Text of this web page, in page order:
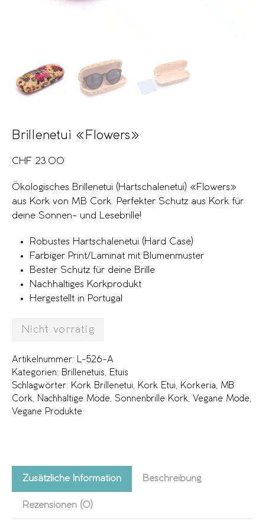
Brillenetui «Flowers»
CHF 23.00
Ökologisches Brillenetui (Hartschalenetui) «Flowers»
aus Kork von MB Cork. Perfekter Schutz aus Kork für
deine Sonnen- und Lesebrille!
Robustes Hartschalenetui (Hard Case)
Farbiger Print/Laminat mit Blumenmuster
Bester Schutz für deine Brille
Nachhaltiges Korkprodukt
Hergestellt in Portugal
Nicht vorrätig
Artikelnummer:
L-526-A
Kategorien: Brillenetuis
Etuis
Schlagwörter: Kork Brillenetui Kork Etui Korkeria
MB
Cork
Nachhaltige Mode Sonnenbrille Kork Vegane Mode
Vegane Produkte
Zusätzliche Information Beschreibung
Rezensionen (0)